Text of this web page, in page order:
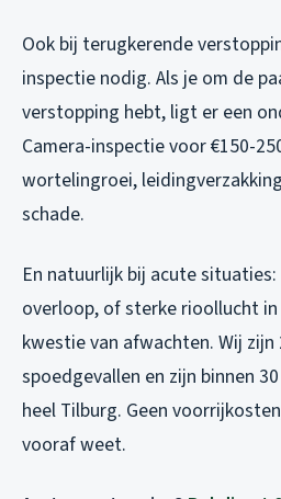
Ook bij terugkerende
inspectie nodig. Als je om de
verstopping hebt, ligt er een
Camera-inspectie voor €150-
wortelingroei,
schade.
En natuurlijk bij acute
overloop, of sterke rioollucht in
kwestie van afwachten. Wij
spoedgevallen en zijn binnen
heel Tilburg. Geen
vooraf weet.